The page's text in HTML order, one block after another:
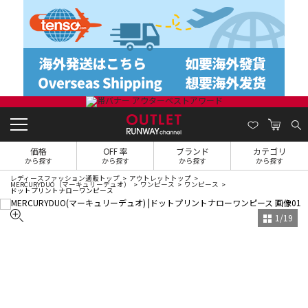
価格
から探す
OFF 率
から探す
ブランド
から探す
カテゴリ
から探す
レディースファッション通販トップ アウトレットトップ
MERCURYDUO（マーキュリーデュオ） ワンピース ワンピース
ドットプリントナローワンピース
1 /19